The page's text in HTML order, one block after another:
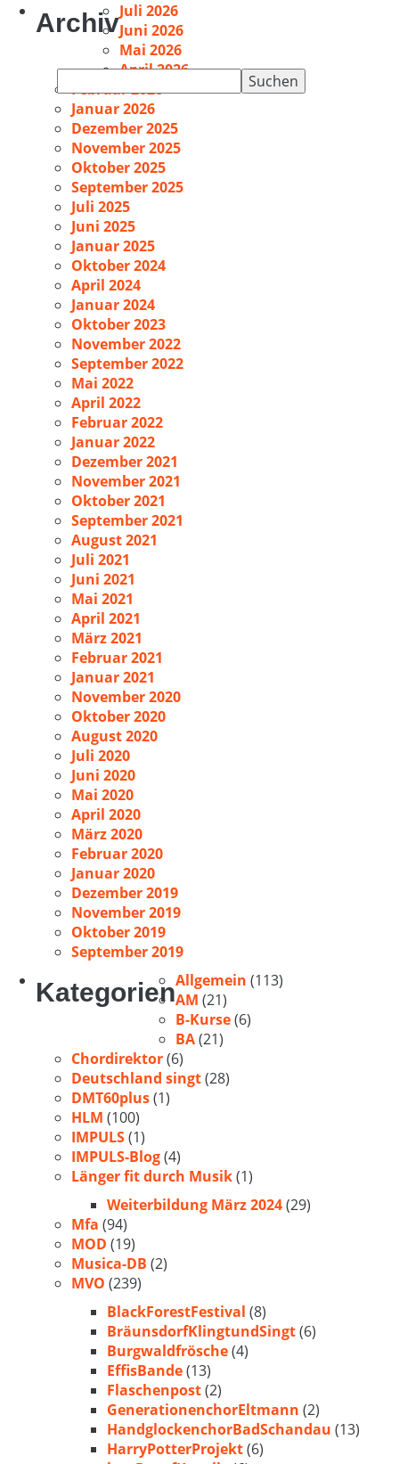
nach:
ArchivJuli 2026
Juni 2026
Mai 2026
April 2026
Februar 2026
Januar 2026
Dezember 2025
November 2025
Oktober 2025
September 2025
Juli 2025
Juni 2025
Januar 2025
Oktober 2024
April 2024
Januar 2024
Oktober 2023
November 2022
September 2022
Mai 2022
April 2022
Februar 2022
Januar 2022
Dezember 2021
November 2021
Oktober 2021
September 2021
August 2021
Juli 2021
Juni 2021
Mai 2021
April 2021
März 2021
Februar 2021
Januar 2021
November 2020
Oktober 2020
August 2020
Juli 2020
Juni 2020
Mai 2020
April 2020
März 2020
Februar 2020
Januar 2020
Dezember 2019
November 2019
Oktober 2019
September 2019
KategorienAllgemein (113)
AM (21)
B-Kurse(6)
BA(21)
Chordirektor(6)
Deutschland singt(28)
DMT60plus(1)
HLM (100)
IMPULS(1)
IMPULS-Blog(4)
Länger fit durch Musik(1)
Weiterbildung März 2024(29)
Mfa (94)
MOD (19)
Musica-DB (2)
MVO (239)
BlackForestFestival (8)
BräunsdorfKlingtundSingt(6)
Burgwaldfrösche(4)
EffisBande(13)
Flaschenpost(2)
GenerationenchorEltmann (2)
HandglockenchorBadSchandau (13)
HarryPotterProjekt(6)